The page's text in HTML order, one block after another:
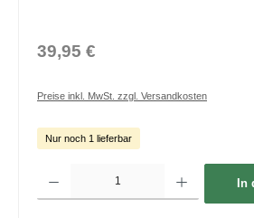
39,95 €
Preise inkl. MwSt. zzgl. Versandkosten
Nur noch 1 lieferbar
In